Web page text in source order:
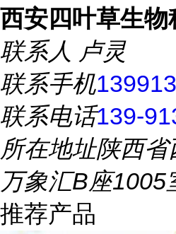
西安四叶草生物
联系人 卢灵
联系手机
联系电话139-
所在地址陕西省
万象汇B座1005
推荐产品